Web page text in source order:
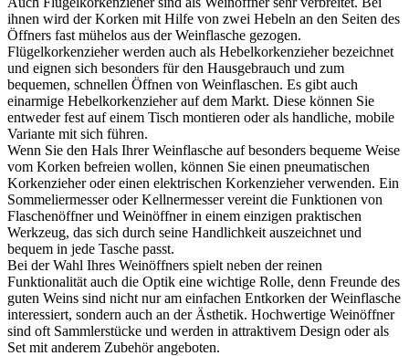
ihnen wird der Korken mit Hilfe von zwei Hebeln an den Seiten des
Öffners fast mühelos aus der Weinflasche gezogen.
Flügelkorkenzieher werden auch als Hebelkorkenzieher bezeichnet
und eignen sich besonders für den Hausgebrauch und zum
bequemen, schnellen Öffnen von Weinflaschen. Es gibt auch
einarmige Hebelkorkenzieher auf dem Markt. Diese können Sie
entweder fest auf einem Tisch montieren oder als handliche, mobile
Variante mit sich führen.
Wenn Sie den Hals Ihrer Weinflasche auf besonders bequeme Weise
vom Korken befreien wollen, können Sie einen pneumatischen
Korkenzieher oder einen elektrischen Korkenzieher verwenden. Ein
Sommeliermesser oder Kellnermesser vereint die Funktionen von
Flaschenöffner und Weinöffner in einem einzigen praktischen
Werkzeug, das sich durch seine Handlichkeit auszeichnet und
bequem in jede Tasche passt.
Bei der Wahl Ihres Weinöffners spielt neben der reinen
Funktionalität auch die Optik eine wichtige Rolle, denn Freunde des
guten Weins sind nicht nur am einfachen Entkorken der Weinflasche
interessiert, sondern auch an der Ästhetik. Hochwertige Weinöffner
sind oft Sammlerstücke und werden in attraktivem Design oder als
Set mit anderem Zubehör angeboten.